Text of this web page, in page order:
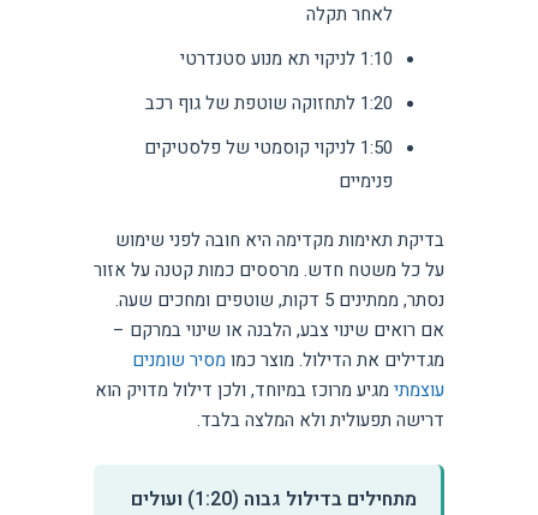
לאחר תקלה
1:10 לניקוי תא מנוע סטנדרטי
1:20 לתחזוקה שוטפת של גוף רכב
1:50 לניקוי קוסמטי של פלסטיקים
פנימיים
בדיקת תאימות מקדימה היא חובה לפני שימוש
על כל משטח חדש. מרססים כמות קטנה על אזור
נסתר, ממתינים 5 דקות, שוטפים ומחכים שעה.
אם רואים שינוי צבע, הלבנה או שינוי במרקם –
מגדילים את הדילול. מוצר כמו מסיר שומנים
עוצמתימגיע מרוכז במיוחד, ולכן דילול מדויק הוא
דרישה תפעולית ולא המלצה בלבד.
מתחילים בדילול גבוה (1:20) ועולים